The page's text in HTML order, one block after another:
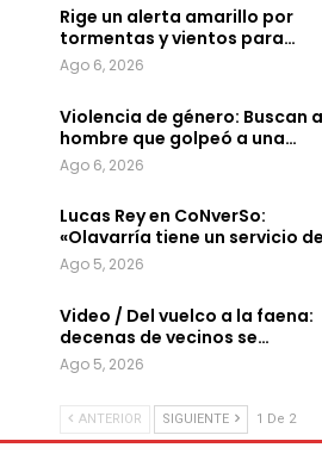
Rige un alerta amarillo por
tormentas y vientos para…
Ago 6, 2026
Violencia de género: Buscan
hombre que golpeó a una…
Ago 6, 2026
Lucas Rey en CoNverSo:
«Olavarría tiene un servicio
Ago 5, 2026
Video / Del vuelco a la faena:
decenas de vecinos se…
Ago 5, 2026
ANTERIOR SIGUIENTE 1 De 2